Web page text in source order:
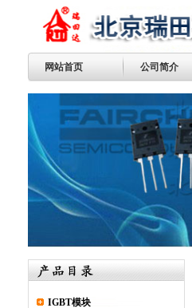
网站首页 公司简介
IGBT模块